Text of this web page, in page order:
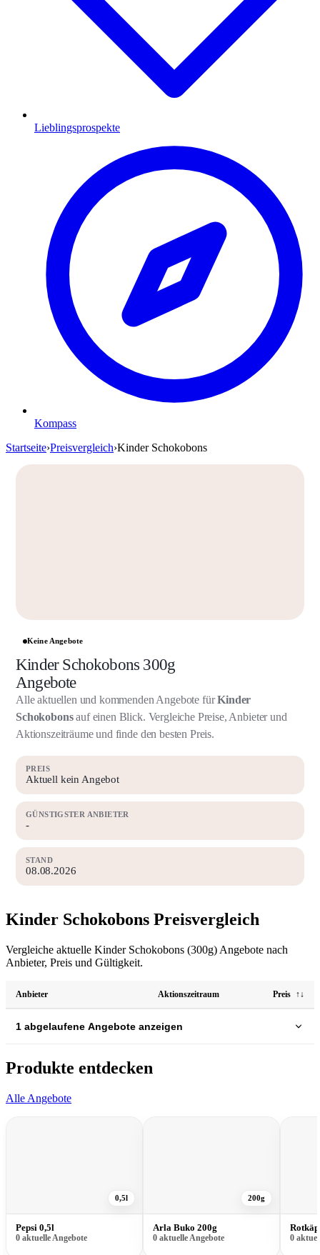
Lieblingsprospekte
Kompass
Startseite›Preisvergleich›Kinder Schokobons
Keine Angebote
Kinder Schokobons 300g
Angebote
Alle aktuellen und kommenden Angebote fürKinder
Schokobonsauf einen Blick. Vergleiche Preise, Anbieter und
Aktionszeiträume und finde den besten Preis.
PREIS
Aktuell kein Angebot
GÜNSTIGSTER ANBIETER
-
STAND
08.08.2026
Kinder Schokobons Preisvergleich
Vergleiche aktuelle Kinder Schokobons (300g) Angebote nach
Anbieter, Preis und Gültigkeit.
Anbieter Aktionszeitraum Preis ↑↓
1 abgelaufene Angebote anzeigen
Produkte entdecken
Alle Angebote
0,5l
Pepsi 0,5l
0 aktuelle Angebote
200g
Arla Buko 200g
0 aktuelle Angebote 0